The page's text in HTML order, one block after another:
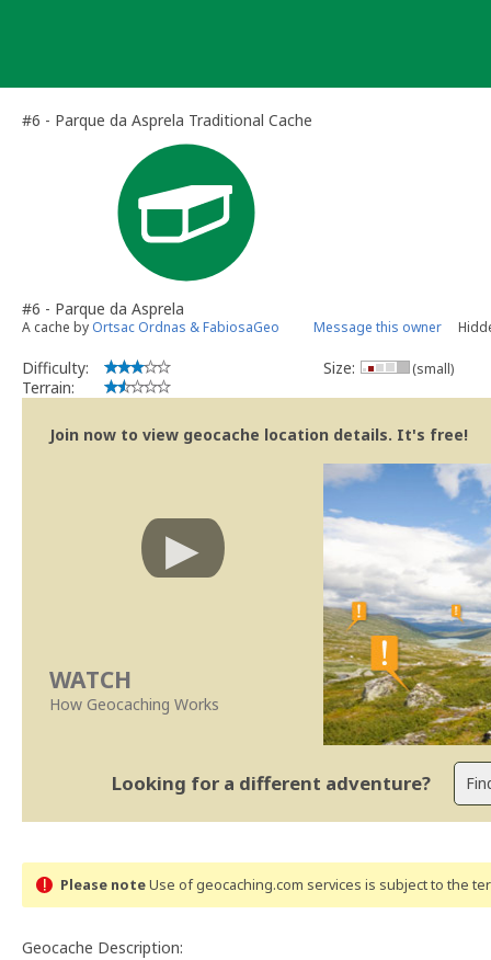
#6 - Parque da Asprela Traditional Cache
#6 - Parque da Asprela
A cache by Ortsac Ordnas & FabiosaGeo Message this owner
Difficulty:
Terrain:
Size: (small)
Join now to view geocache location details. It's free!
WATCH
How Geocaching Works
Looking for a different adventure?
Please noteUse of geocaching.com services is subject to the
Geocache Description: